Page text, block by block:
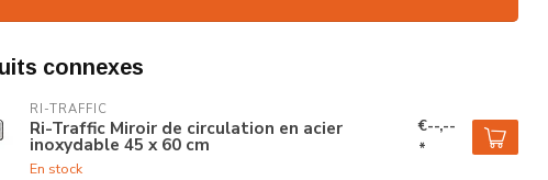
connexes
RI-TRAFFIC
Ri-Traffic Miroir de circulation en acier
inoxydable 45 x 60 cm
En stock
€--,--
*